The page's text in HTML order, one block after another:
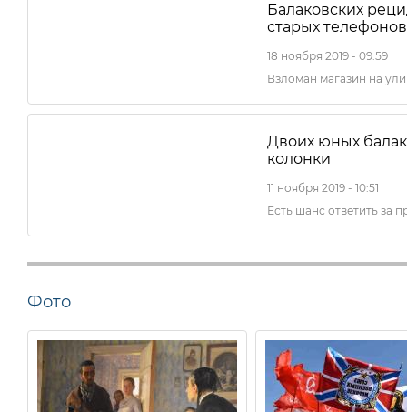
Балаковских
старых телефонов
18 ноября 2019 - 09:59
Взломан магазин на
Двоих юных
колонки
11 ноября 2019 - 10:51
Есть шанс ответить за
Фото